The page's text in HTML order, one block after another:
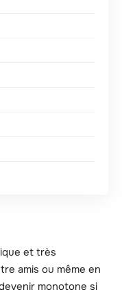
et très
amis ou même en
monotone si